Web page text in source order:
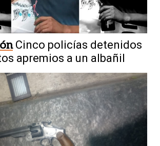
Cinco policías detenidos
apremios a un albañil